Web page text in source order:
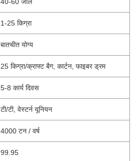
1-25 किग्रा
बातचीत योग्य
25 किग्रा/क्राफ्ट बैग, कार्टन, फाइबर ड्रम
5-8 कार्य दिवस
टी/टी, वेस्टर्न यूनियन
4000 टन / वर्ष
99.95